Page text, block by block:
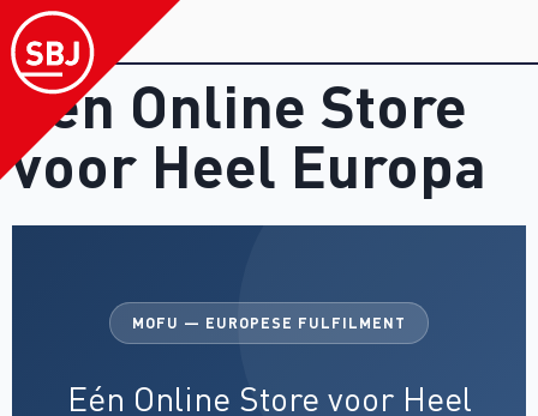
Eén Online Store
voor Heel Europa
MOFU — EUROPESE FULFILMENT
Eén Online Store voor Heel